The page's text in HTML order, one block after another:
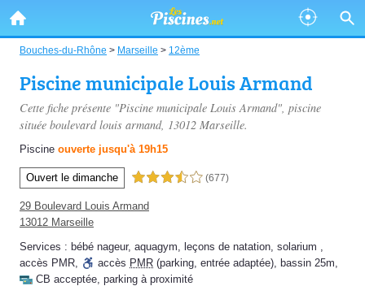
Bouches-du-Rhône > Marseille > 12ème
Piscine municipale Louis Armand
Cette fiche présente "Piscine municipale Louis Armand", piscine
située boulevard louis armand, 13012 Marseille.
Piscine ouverte jusqu'à 19h15
Ouvert le dimanche 3,5 étoiles sur 5 (677)
29 Boulevard Louis Armand
13012 Marseille
Services : bébé nageur, aquagym, leçons de natation, solarium ,
accès PMR, accès PMR (parking, entrée adaptée), bassin 25m,
CB acceptée, parking à proximité